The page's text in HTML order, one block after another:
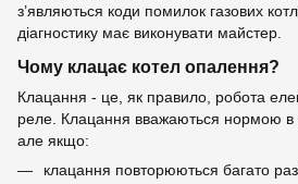
з’являються коди помилок газових
діагностику має виконувати майстер.
Чому клацає котел опалення?
Клацання - це, як правило, робота
реле. Клацання вважаються нормою в
але якщо:
клацання повторюються багато